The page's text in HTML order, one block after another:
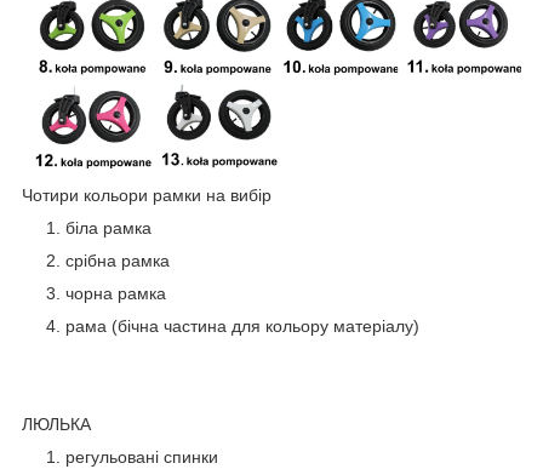
Чотири кольори рамки на вибір
біла рамка
срібна рамка
чорна рамка
рама (бічна частина для кольору матеріалу)
ЛЮЛЬКА
регульовані спинки